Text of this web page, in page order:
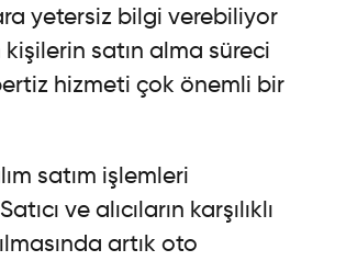
yetersiz bilgi verebiliyor
satın alma süreci
hizmeti çok önemli bir
satım işlemleri
ve alıcıların karşılıklı
artık oto